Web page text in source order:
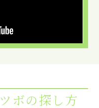
ツボの探し方